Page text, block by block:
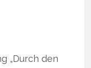
„Durch den